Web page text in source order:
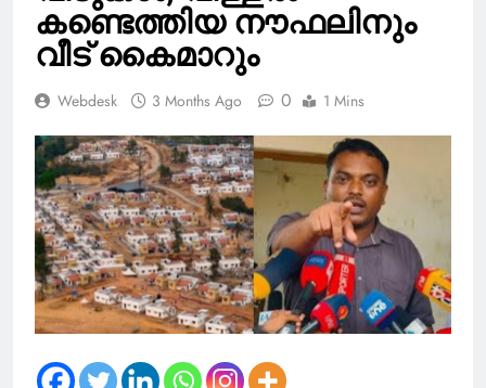
താഴ്ചയിലേക്ക്
കണ്ടെത്തിയ നൗഫലിനും
വീട് കൈമാറും
Webdesk 3 Months Ago 0 1 Mins